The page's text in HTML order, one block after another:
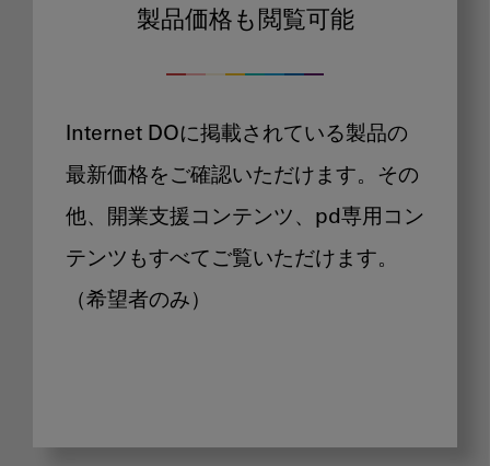
製品価格も閲覧可能
Internet DOに掲載されている製品の
最新価格をご確認いただけます。その
他、開業支援コンテンツ、pd専用コン
テンツもすべてご覧いただけます。
（希望者のみ）